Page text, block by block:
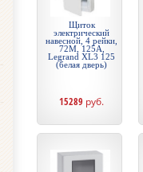
Щиток
электрический
навесной, 4 рейки,
72М, 125А,
Legrand XL3 125
(белая дверь)
15289 руб.